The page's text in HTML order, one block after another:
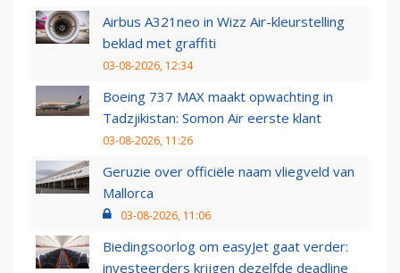
Airbus A321neo in Wizz Air-kleurstelling
beklad met graffiti
03-08-2026, 12:34
Boeing 737 MAX maakt opwachting in
Tadzjikistan: Somon Air eerste klant
03-08-2026, 11:26
Geruzie over officiële naam vliegveld van
Mallorca
03-08-2026, 11:06
Biedingsoorlog om easyJet gaat verder:
investeerders krijgen dezelfde deadline